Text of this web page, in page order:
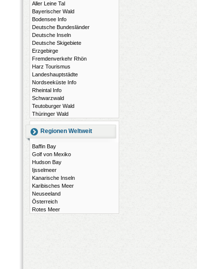
Aller Leine Tal
Bayerischer Wald
Bodensee Info
Deutsche Bundesländer
Deutsche Inseln
Deutsche Skigebiete
Erzgebirge
Fremdenverkehr Rhön
Harz Tourismus
Landeshauptstädte
Nordseeküste Info
Rheintal Info
Schwarzwald
Teutoburger Wald
Thüringer Wald
Regionen Weltweit
Baffin Bay
Golf von Mexiko
Hudson Bay
Ijsselmeer
Kanarische Inseln
Karibisches Meer
Neuseeland
Österreich
Rotes Meer